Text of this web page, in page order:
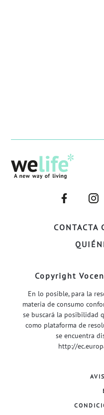
CONTACTA
–
–
Copyright
En lo posible, para la
materia de consumo
se buscará la posibilidad
como plataforma de
se encuentra
http://